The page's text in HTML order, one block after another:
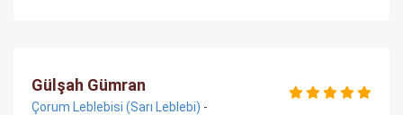
Gülşah Gümran
Çorum Leblebisi (Sarı Leblebi) -